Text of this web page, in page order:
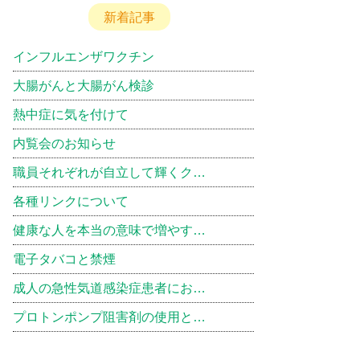
新着記事
インフルエンザワクチン
大腸がんと大腸がん検診
熱中症に気を付けて
内覧会のお知らせ
職員それぞれが自立して輝くク…
各種リンクについて
健康な人を本当の意味で増やす…
電子タバコと禁煙
成人の急性気道感染症患者にお…
プロトンポンプ阻害剤の使用と…